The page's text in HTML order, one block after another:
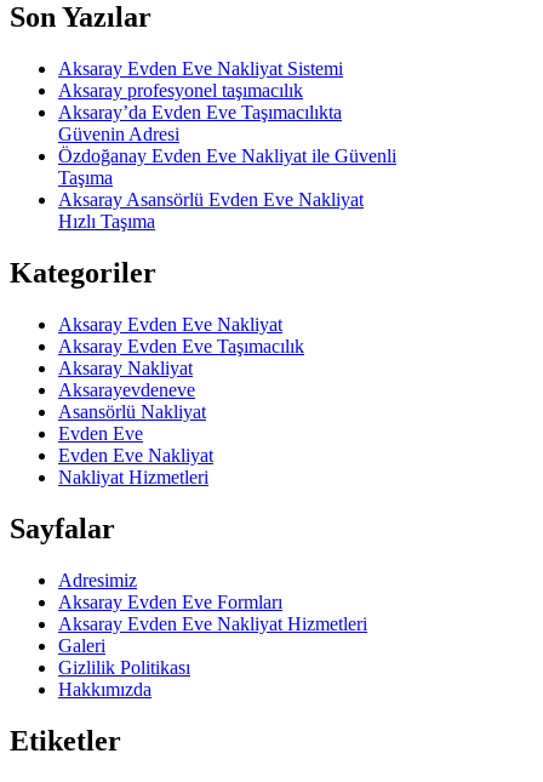
Son Yazılar
Aksaray Evden Eve Nakliyat Sistemi
Aksaray profesyonel taşımacılık
Aksaray’da Evden Eve Taşımacılıkta
Güvenin Adresi
Özdoğanay Evden Eve Nakliyat ile Güvenli
Taşıma
Aksaray Asansörlü Evden Eve Nakliyat
Hızlı Taşıma
Kategoriler
Aksaray Evden Eve Nakliyat
Aksaray Evden Eve Taşımacılık
Aksaray Nakliyat
Aksarayevdeneve
Asansörlü Nakliyat
Evden Eve
Evden Eve Nakliyat
Nakliyat Hizmetleri
Sayfalar
Adresimiz
Aksaray Evden Eve Formları
Aksaray Evden Eve Nakliyat Hizmetleri
Galeri
Gizlilik Politikası
Hakkımızda
Etiketler